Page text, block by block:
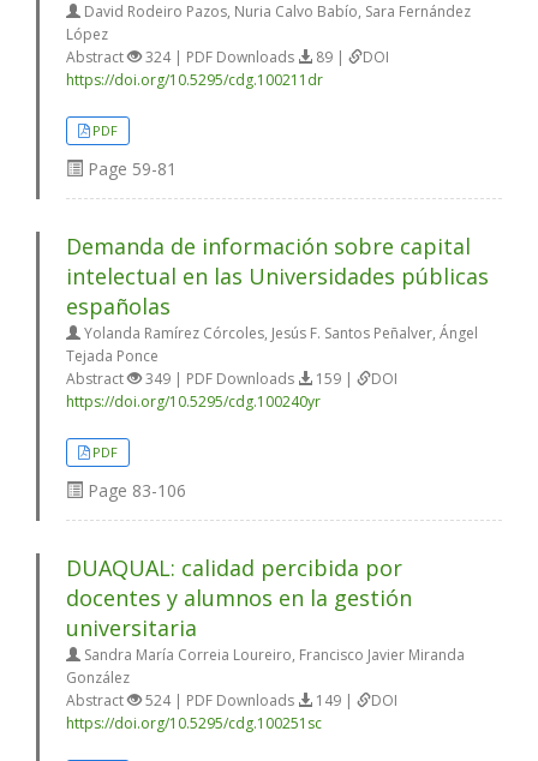
David Rodeiro Pazos, Nuria Calvo Babío, Sara Fernández
López
Abstract
324 | PDF Downloads 89 |
DOI
https://doi.org/10.5295/cdg.100211dr
PDF
Page 59-81
Demanda de información sobre capital
intelectual en las Universidades públicas
españolas
Yolanda Ramírez Córcoles, Jesús F. Santos Peñalver, Ángel
Tejada Ponce
Abstract
349 | PDF Downloads 159 |
DOI
https://doi.org/10.5295/cdg.100240yr
PDF
Page 83-106
DUAQUAL: calidad percibida por
docentes y alumnos en la gestión
universitaria
Sandra María Correia Loureiro, Francisco Javier Miranda
González
Abstract
524 | PDF Downloads 149 |
DOI
https://doi.org/10.5295/cdg.100251sc